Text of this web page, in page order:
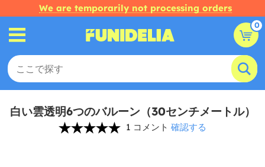
We are temporarily not processing orders
0
白い雲透明6つのバルーン（30センチメートル）
1 コメント 確認する